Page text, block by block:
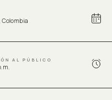
Colombia
AL PÚBLICO